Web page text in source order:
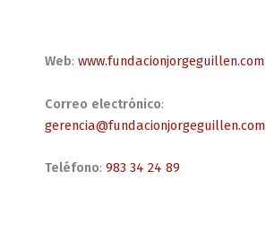
Web: www.fundacionjorgeguillen.com
Correo electrónico:
gerencia@fundacionjorgeguillen.com
Teléfono: 983 34 24 89